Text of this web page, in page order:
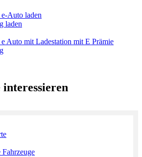
laden
interessieren